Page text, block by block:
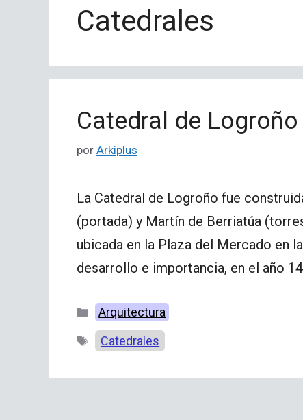
Catedrales
Catedral de Logroño
por Arkiplus
La Catedral de Logroño fue
(portada) y Martín de Berriatúa
ubicada en la Plaza del Mercado en
desarrollo e importancia, en el año
Categorías
Arquitectura
Etiquetas
Catedrales